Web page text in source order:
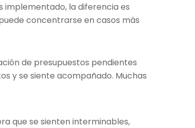
implementado, la diferencia es
concentrarse en casos más
de presupuestos pendientes
y se siente acompañado. Muchas
que se sienten interminables,